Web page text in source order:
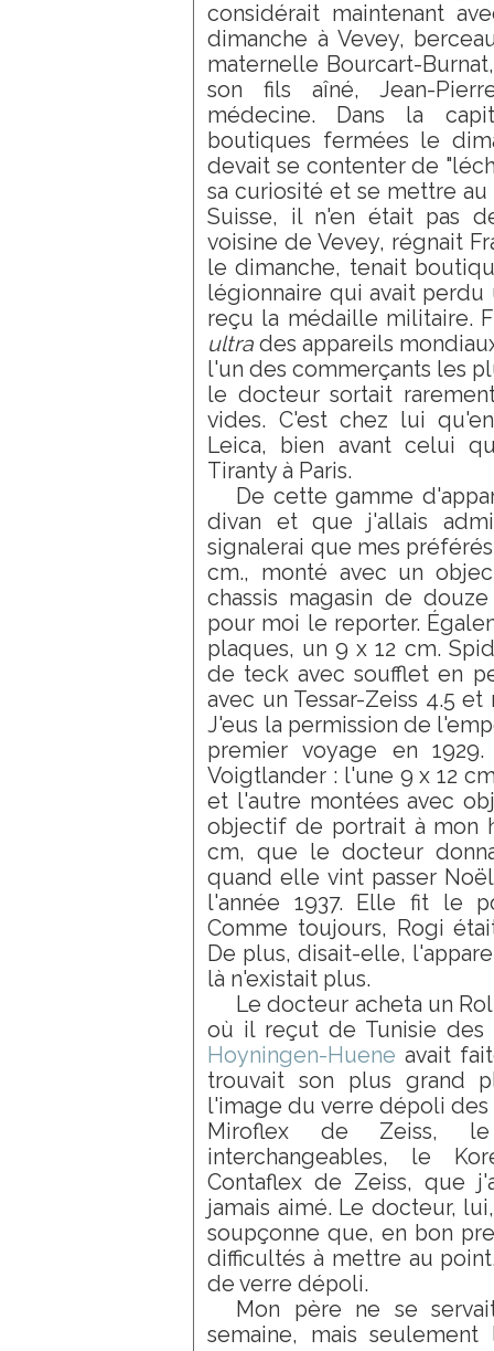
considérait maintenant
dimanche à Vevey,
maternelle Bourcart-
son fils aîné, Jean-
médecine. Dans la
boutiques fermées le
devait se contenter de
sa curiosité et se mettre
Suisse, il n'en était pas
voisine de Vevey, régnait
le dimanche, tenait
légionnaire qui avait
reçu la médaille militaire.
ultra des appareils
l'un des commerçants les
le docteur sortait
vides. C'est chez lui
Leica, bien avant celui
Tiranty à Paris.
De cette gamme
divan et que j'allais
signalerai que mes
cm., monté avec un
chassis magasin de
pour moi le reporter.
plaques, un 9 x 12 cm.
de teck avec soufflet en
avec un Tessar-Zeiss 4.5
J'eus la permission de
premier voyage en
Voigtlander : l'une 9 x 12
et l'autre montées avec
objectif de portrait à mon
cm, que le docteur
quand elle vint passer
l'année 1937. Elle fit le
Comme toujours, Rogi
De plus, disait-elle,
là n'existait plus.
Le docteur acheta un
où il reçut de Tunisie
Hoyningen-Huene avait
trouvait son plus grand
l'image du verre dépoli
Miroflex de Zeiss,
interchangeables, le
Contaflex de Zeiss, que
jamais aimé. Le docteur,
soupçonne que, en bon
difficultés à mettre au
de verre dépoli.
Mon père ne se
semaine, mais